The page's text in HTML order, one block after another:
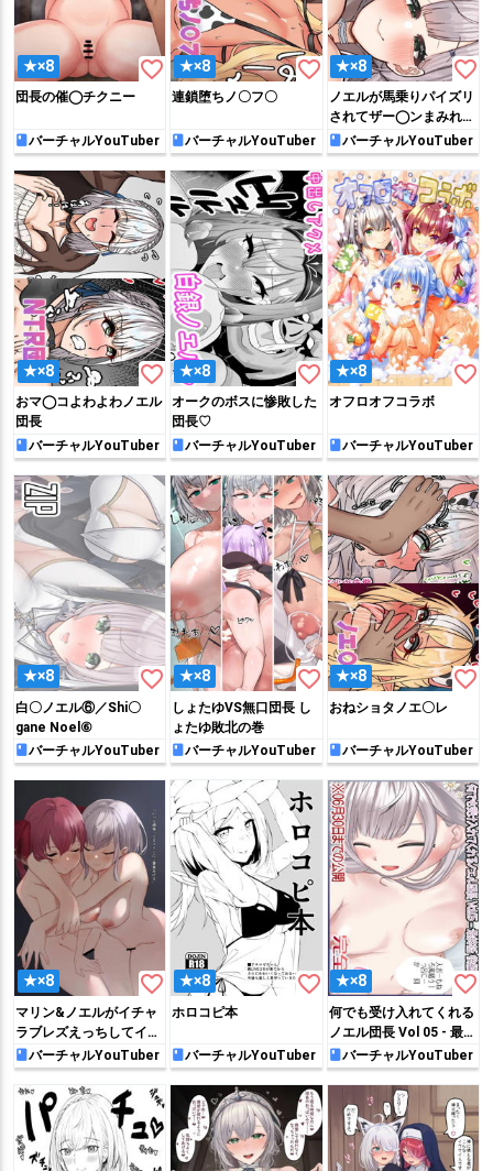
★×8 favorite_border
団長の催◯チクニー
バーチャルYouTuber
★×8 favorite_border
連鎖堕ちノ〇フ〇
バーチャルYouTuber
★×8 favorite_border
ノエルが馬乗りパイズリ
されてザー◯ンまみれに
なっちゃう!!
バーチャルYouTuber
★×8 favorite_border
おマ◯コよわよわノエル
団長
バーチャルYouTuber
★×8 favorite_border
オークのボスに惨敗した
団長♡
バーチャルYouTuber
★×8 favorite_border
オフロオフコラボ
バーチャルYouTuber
★×8 favorite_border
白〇ノエル⑥／Shi〇
gane Noel⑥
バーチャルYouTuber
★×8 favorite_border
しょたゆVS無口団長 し
ょたゆ敗北の巻
バーチャルYouTuber
★×8 favorite_border
おねショタノエ〇レ
バーチャルYouTuber
★×8 favorite_border
マリン&ノエルがイチャ
ラブレズえっちしてイキ
まくる!!
バーチャルYouTuber
★×8 favorite_border
ホロコピ本
バーチャルYouTuber
★×8 favorite_border
何でも受け入れてくれる
ノエル団長 Vol 05 - 最終
話後編
バーチャルYouTuber